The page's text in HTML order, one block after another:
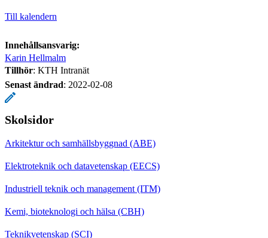
Till kalendern
Innehållsansvarig:
Karin Hellmalm
Tillhör: KTH Intranät
Senast ändrad: 2022-02-08
Skolsidor
Arkitektur och samhällsbyggnad (ABE)
Elektroteknik och datavetenskap (EECS)
Industriell teknik och management (ITM)
Kemi, bioteknologi och hälsa (CBH)
Teknikvetenskap (SCI)